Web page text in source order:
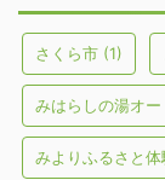
さくら市 (1)
みはらしの湯オ
みよりふるさと